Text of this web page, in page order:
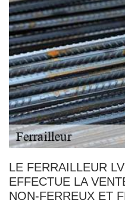
LE FERRAILLEUR
EFFECTUE LA
NON-FERREUX ET